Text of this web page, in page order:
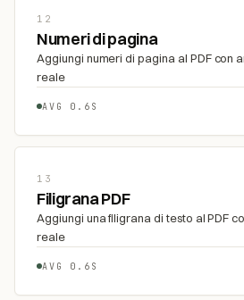
12
Numeri di pagina
Aggiungi numeri di pagina al PDF con
reale
AVG 0.6S
13
Filigrana PDF
Aggiungi una filigrana di testo al PDF
reale
AVG 0.6S